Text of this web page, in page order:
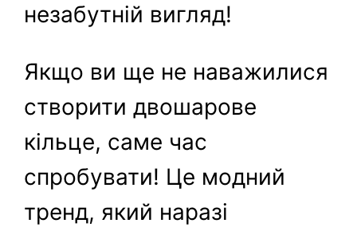
незабутній вигляд!
Якщо ви ще не наважилися
створити двошарове
кільце, саме час
спробувати! Це модний
тренд, який наразі